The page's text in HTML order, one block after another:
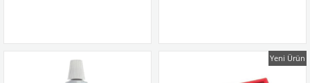
Yeni Ürün